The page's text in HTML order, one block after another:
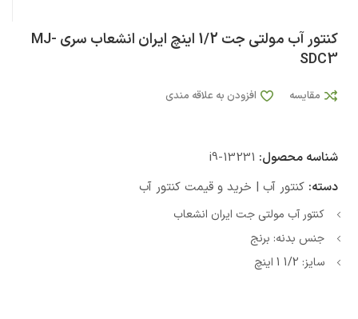
کنتور آب مولتی جت 1/2 اینچ ایران انشعاب سری MJ-
SDC3
مقایسه افزودن به علاقه مندی
شناسه محصول: i9-13231
دسته: کنتور آب | خرید و قیمت کنتور آب
کنتور آب مولتی جت ایران انشعاب
جنس بدنه: برنج
سایز: 1/2 1 اینچ